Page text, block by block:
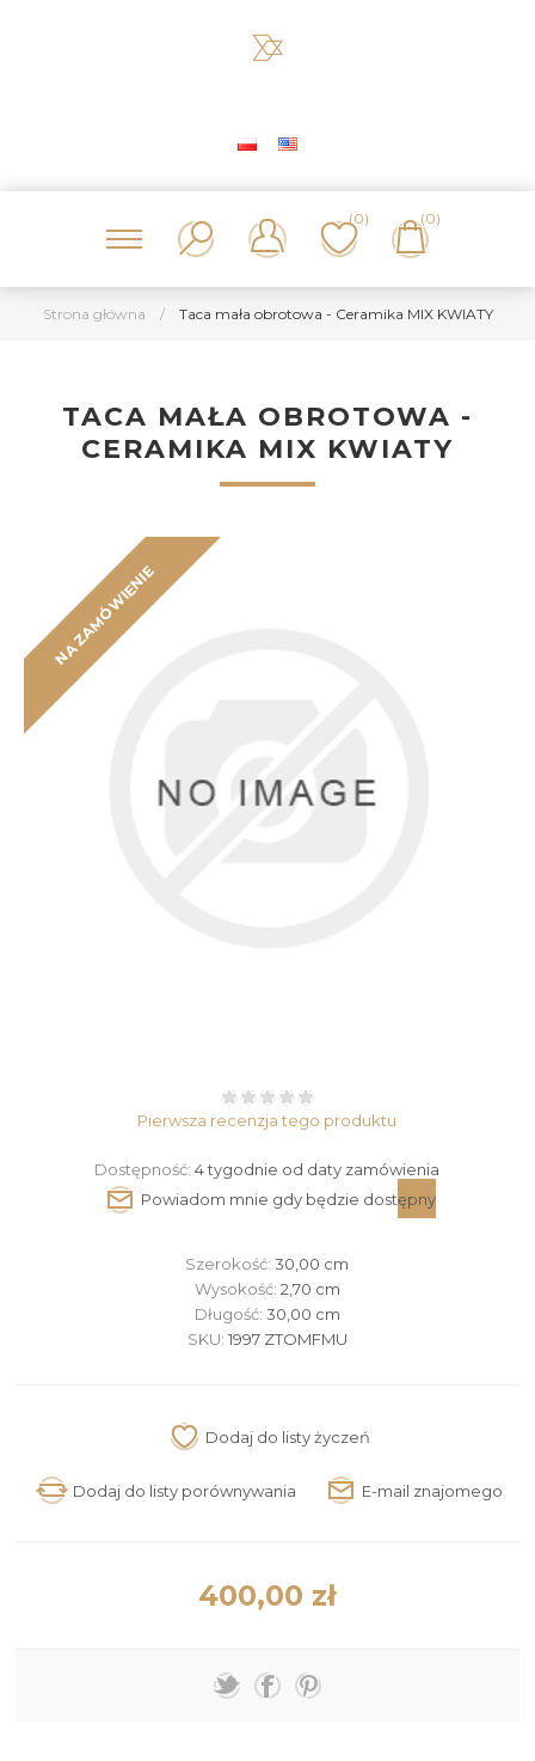
(0) (0)
Strona główna / Taca mała obrotowa - Ceramika MIX KWIATY
TACA MAŁA OBROTOWA -
CERAMIKA MIX KWIATY
NA ZAMÓWIENIE
Pierwsza recenzja tego produktu
Dostępność: 4 tygodnie od daty zamówienia
Szerokość:30,00 cm
Wysokość: 2,70 cm
Długość: 30,00 cm
SKU: 1997 ZTOMFMU
400,00 zł